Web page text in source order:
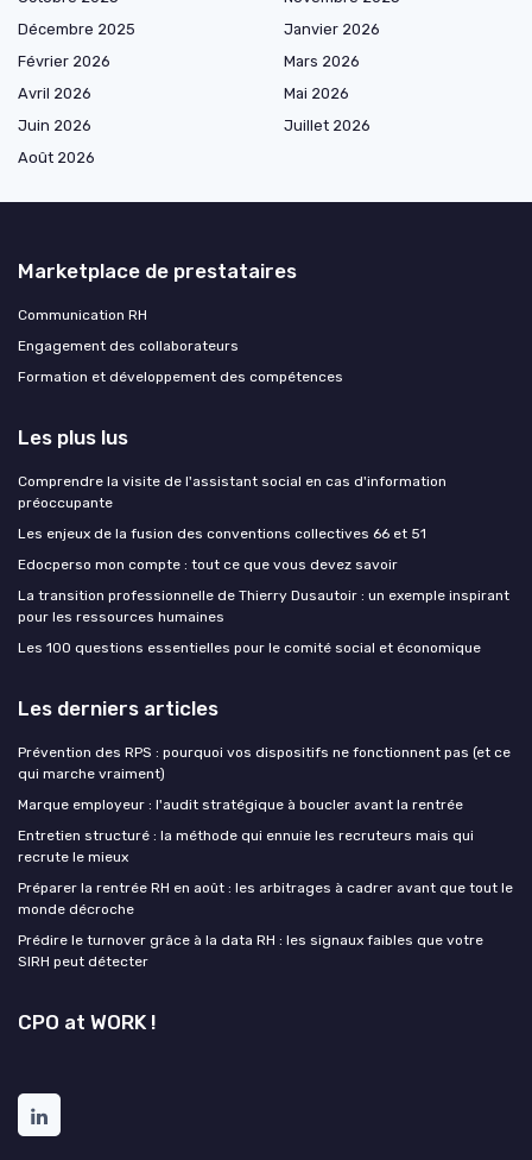
Décembre 2025
Janvier 2026
Février 2026
Mars 2026
Avril 2026
Mai 2026
Juin 2026
Juillet 2026
Août 2026
Marketplace de prestataires
Communication RH
Engagement des collaborateurs
Formation et développement des compétences
Les plus lus
Comprendre la visite de l'assistant social en cas d'information
préoccupante
Les enjeux de la fusion des conventions collectives 66 et 51
Edocperso mon compte : tout ce que vous devez savoir
La transition professionnelle de Thierry Dusautoir : un exemple inspirant
pour les ressources humaines
Les 100 questions essentielles pour le comité social et économique
Les derniers articles
Prévention des RPS : pourquoi vos dispositifs ne fonctionnent pas (et ce
qui marche vraiment)
Marque employeur : l'audit stratégique à boucler avant la rentrée
Entretien structuré : la méthode qui ennuie les recruteurs mais qui
recrute le mieux
Préparer la rentrée RH en août : les arbitrages à cadrer avant que tout le
monde décroche
Prédire le turnover grâce à la data RH : les signaux faibles que votre
SIRH peut détecter
CPO at WORK !